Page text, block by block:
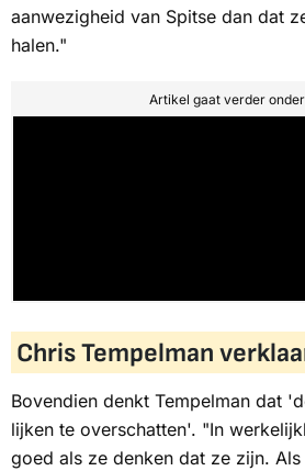
aanwezigheid van Spitse dan dat
halen."
Artikel gaat verder
Chris Tempelman
Bovendien denkt Tempelman dat
lijken te overschatten'. "In
goed als ze denken dat ze zijn.